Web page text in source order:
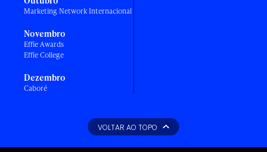
Marketing Network Internacional
Novembro
Effie Awards
Effie College
Dezembro
Caboré
VOLTAR AO TOPO